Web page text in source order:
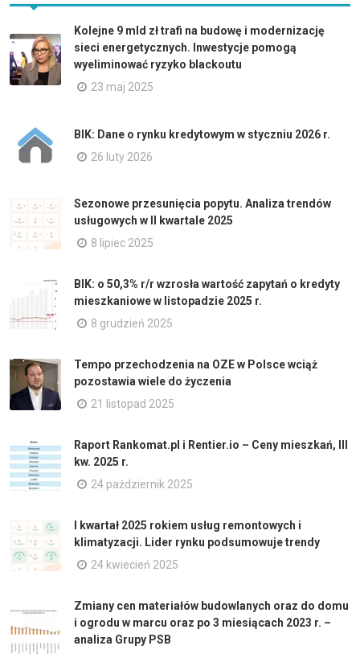
Kolejne 9 mld zł trafi na budowę i modernizację
sieci energetycznych. Inwestycje pomogą
wyeliminować ryzyko blackoutu
23 maj 2025
BIK: Dane o rynku kredytowym w styczniu 2026 r.
26 luty 2026
Sezonowe przesunięcia popytu. Analiza trendów
usługowych w II kwartale 2025
8 lipiec 2025
BIK: o 50,3% r/r wzrosła wartość zapytań o kredyty
mieszkaniowe w listopadzie 2025 r.
8 grudzień 2025
Tempo przechodzenia na OZE w Polsce wciąż
pozostawia wiele do życzenia
21 listopad 2025
Raport Rankomat.pl i Rentier.io – Ceny mieszkań, III
kw. 2025 r.
24 październik 2025
I kwartał 2025 rokiem usług remontowych i
klimatyzacji. Lider rynku podsumowuje trendy
24 kwiecień 2025
Zmiany cen materiałów budowlanych oraz do domu
i ogrodu w marcu oraz po 3 miesiącach 2023 r. –
analiza Grupy PSB